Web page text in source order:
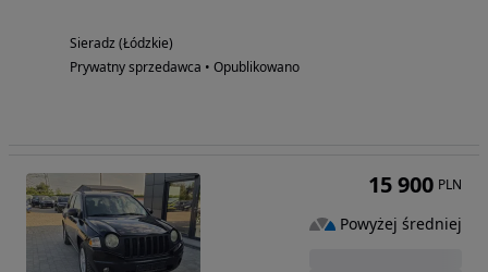
Sieradz (Łódzkie)
Prywatny sprzedawca • Opublikowano
15 900 PLN
Powyżej średniej